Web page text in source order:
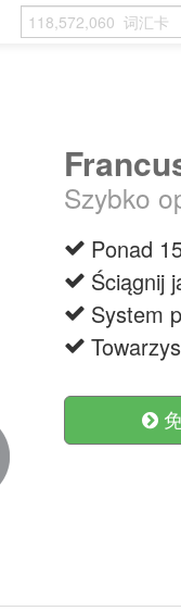
Szybko
Ponad
Ściągnij
System